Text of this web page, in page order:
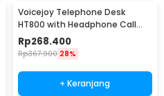
Voicejoy Telephone Desk
HT800 with Headphone Call
Center VH500
Rp268.400
Rp367.900 28%
+ Keranjang